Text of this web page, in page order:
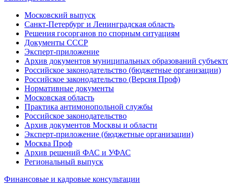
Московский выпуск
Санкт-Петербург и Ленинградская область
Решения госорганов по спорным ситуациям
Документы СССР
Эксперт-приложение
Архив документов муниципальных образований
Российское законодательство (бюджетные организации)
Российское законодательство (Версия Проф)
Нормативные документы
Московская область
Практика антимонопольной службы
Российское законодательство
Архив документов Москвы и области
Эксперт-приложение (бюджетные организации)
Москва Проф
Архив решений ФАС и УФАС
Региональный выпуск
Финансовые и кадровые консультации